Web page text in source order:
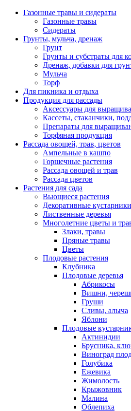
Газонные травы и сидераты
Газонные травы
Сидераты
Грунты, мульча, дренаж
Грунт
Грунты и субстраты для
Дренаж, добавки для
Мульча
Торф
Для пикника и отдыха
Продукция для рассады
Аксессуары для
Кассеты, стаканчики,
Препараты для
Торфяная продукция
Рассада овощей, трав, цветов
Ампельные в кашпо
Горшечные растения
Рассада овощей и трав
Рассада цветов
Растения для сада
Вьющиеся растения
Декоративные кустарники
Лиственные деревья
Многолетние цветы и
Злаки, травы
Пряные травы
Цветы
Плодовые растения
Клубника
Плодовые деревья
Абрикосы
Вишни,
Груши
Сливы, алыча
Яблони
Плодовые
Актинидии
Брусника,
Виноград
Голубика
Ежевика
Жимолость
Крыжовник
Малина
Облепиха